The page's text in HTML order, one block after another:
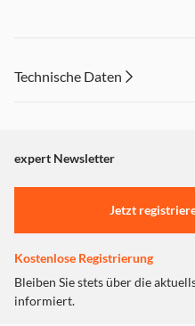
Technische Daten
expert Newsletter
Jetzt
Kostenlose Registrierung
Bleiben Sie stets über die
informiert.